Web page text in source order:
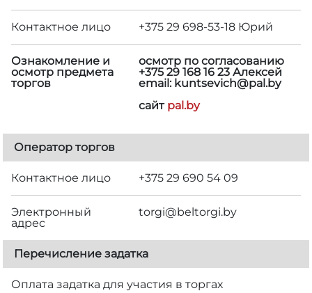
Контактное лицо +375 29 698-53-18 Юрий
Ознакомление и
осмотр предмета
торгов
осмотр по согласованию
+375 29 168 16 23 Алексей
email: kuntsevich@pal.by
сайт pal.by
Оператор торгов
Контактное лицо +375 29 690 54 09
Электронный
адрес
torgi@beltorgi.by
Перечисление задатка
Оплата задатка для участия в торгах